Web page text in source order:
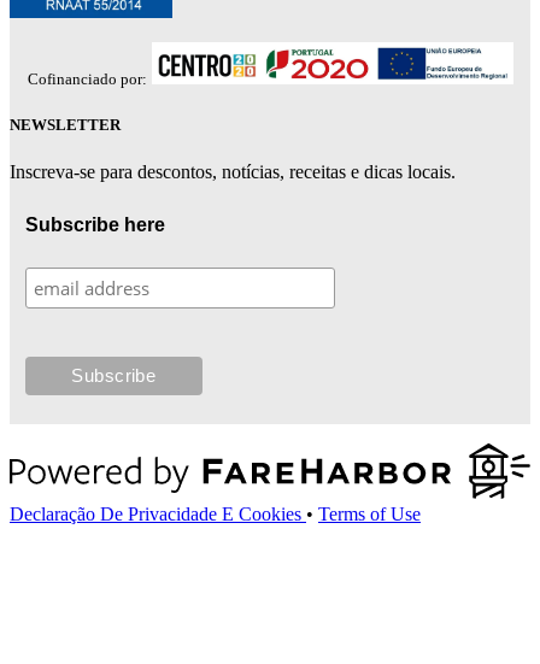
Cofinanciado por:
NEWSLETTER
Inscreva-se para descontos, notícias, receitas e dicas locais.
Subscribe here
Declaração De Privacidade E Cookies • Terms of Use